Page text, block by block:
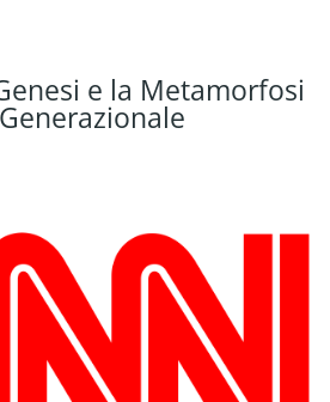
e la Metamorfosi